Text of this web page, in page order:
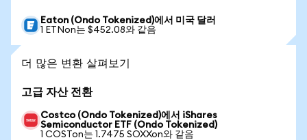
Eaton (Ondo Tokenized)에서 미국 달러
1 ETNon는 $452.08와 같음
더 많은 변환 살펴보기
고급 자산 전환
Costco (Ondo Tokenized)에서 iShares
Semiconductor ETF (Ondo Tokenized)
1 COSTon는 1.7475 SOXXon와 같음